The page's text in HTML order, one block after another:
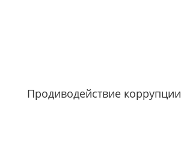
Продиводействие коррупции